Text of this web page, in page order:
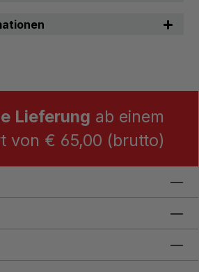
Lieferung ab einem
von € 65,00 (brutto)